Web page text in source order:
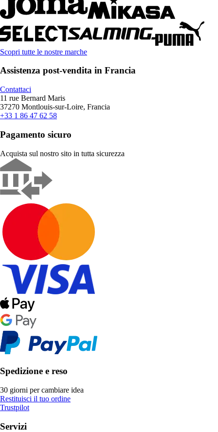
Scopri tutte le nostre marche
Assistenza post-vendita in Francia
Contattaci
11 rue Bernard Maris
37270 Montlouis-sur-Loire, Francia
+33 1 86 47 62 58
Pagamento sicuro
Acquista sul nostro sito in tutta sicurezza
Spedizione e reso
30 giorni per cambiare idea
Restituisci il tuo ordine
Trustpilot
Servizi